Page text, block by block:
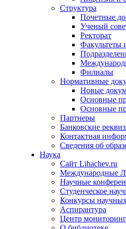
Структура
Почетные
Ученый
Ректорат
Факультеты
Филиалы
Нормативные
Новые
Основные
Основные
Партнеры
Банковские
Контактная
Сведения об
Наука
Сайт Lihachev.ru
Международные
Научные
Студенческое
Конкурсы
Аспирантура
Центр